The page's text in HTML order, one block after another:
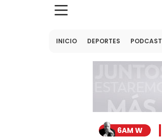
INICIO DEPORTES PODCAST
6AM W